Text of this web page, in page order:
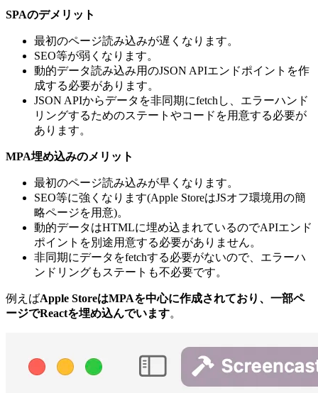
SPAのデメリット
最初のページ読み込みが遅くなります。
SEO等が弱くなります。
動的データ読み込み用のJSON APIエンドポイントを作
成する必要があります。
JSON APIからデータを非同期にfetchし、エラーハンド
リングするためのステートやコードを用意する必要が
あります。
MPA埋め込みのメリット
最初のページ読み込みが早くなります。
SEO等に強くなります(Apple StoreはJSオフ環境用の簡
略ページを用意)。
動的データはHTMLに埋め込まれているのでAPIエンド
ポイントを別途用意する必要がありません。
非同期にデータをfetchする必要がないので、エラーハ
ンドリングもステートも不必要です。
例えばApple StoreはMPAを中心に作成されており、一部ペ
ージでReactを埋め込んでいます。